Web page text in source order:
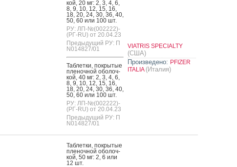
кой, 20 мг: 2, 3, 4, 6,
8, 9, 10, 12, 15, 16,
18, 20, 24, 30, 36, 40,
50, 60 или 100 шт.
РУ: ЛП-№(002222)-
(РГ-RU) от 20.04.23
Предыдущий РУ: П
N014827/01
Таб­летки, пок­ры­тые
пле­ноч­ной обо­лоч­
кой, 40 мг: 2, 3, 4, 6,
8, 9, 10, 12, 15, 16,
18, 20, 24, 30, 36, 40,
50, 60 или 100 шт.
РУ: ЛП-№(002222)-
(РГ-RU) от 20.04.23
Предыдущий РУ: П
N014827/01
VIATRIS SPECIALTY
(США)
Произведено: PFIZER
ITALIA (Италия)
Таб­летки, пок­ры­тые
пле­ноч­ной обо­лоч­
кой, 50 мг: 2, 6 или
12 шт.